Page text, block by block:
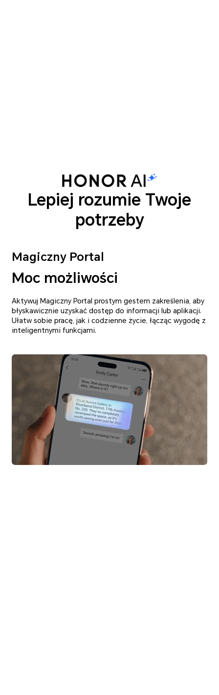
Lepiej rozumie Twoje
potrzeby
Magiczny Portal
Moc możliwości
Aktywuj Magiczny Portal prostym gestem zakreślenia, aby
błyskawicznie uzyskać dostęp do informacji lub aplikacji.
Ułatw sobie pracę, jak i codzienne życie, łącząc wygodę z
inteligentnymi funkcjami.